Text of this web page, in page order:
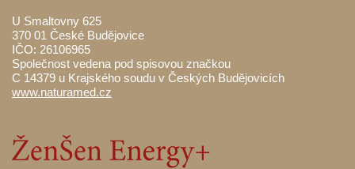
U Smaltovny 625
370 01 České Budějovice
IČO: 26106965
Společnost vedena pod spisovou značkou
C 14379 u Krajského soudu v Českých Budějovicích
www.naturamed.cz